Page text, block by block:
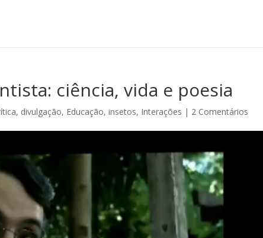
ciência, vida e poesia
, divulgação, Educação,insetos, Interações | 2 Comentários